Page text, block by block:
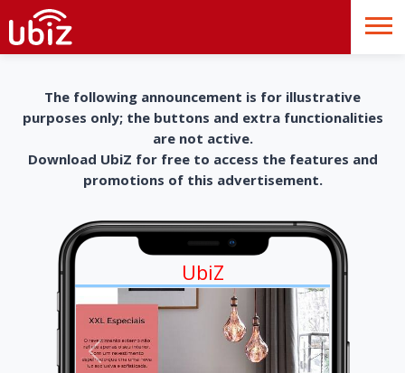
The following announcement is for illustrative
purposes only; the buttons and extra functionalities
are not active.
Download UbiZ for free to access the features and
promotions of this advertisement.
UbiZ